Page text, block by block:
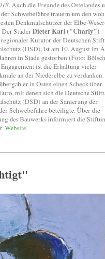
Auch die Freunde des Ostelandes
Schwebefähre trauern um den
Denkmalschützer der Elbe-
StaderDieter Karl ("Charly")
regionaler Kurator der Deutschen
(DSD), ist am 10. August im
in Stade gestorben (Foto:
ist die Erhaltung vieler
an der Niederelbe zu verdanken.
er in Osten einen Scheck über
mit denen sich die Deutsche
(DSD) an der Sanierung der
Schwebefähre beteiligte. Über die
des Bauwerks informiert die
Website.